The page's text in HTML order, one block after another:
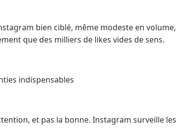
bien ciblé, même modeste en volume,
que des milliers de likes vides de sens.
indispensables
et pas la bonne. Instagram surveille les